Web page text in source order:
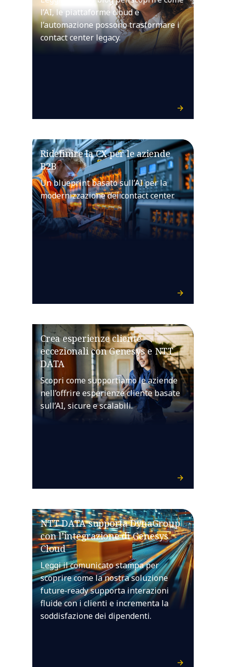
l’AI, le piattaforme cloud e
l’automazione possono trasformare i
contact center legacy.
Ridefinire la CX per le aziende
B2B
Un blueprint basato sull’AI per la
modernizzazione dei contact center.
Crea esperienze cliente
eccezionali con Genesys e NTT
DATA
Scopri come supportiamo le aziende
nell’offrire esperienze cliente basate
sull’AI, sicure e scalabili.
NTT DATA supporta DynaGroup
con l’integrazione di Genesys
Cloud
Leggi il comunicato stampa per
scoprire come la nostra soluzione
future‑ready supporta interazioni
fluide con i clienti e incrementa la
soddisfazione dei dipendenti.